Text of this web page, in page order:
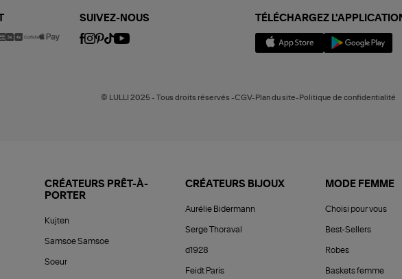
SUIVEZ-NOUS TÉLÉCHARGEZ
© LULLI 2025 - Tous droits réservés -CGV-Plan du site-Politique de confidentialité
CRÉATEURS PRÊT-À-
PORTER
Kujten
Samsoe Samsoe
Soeur
CRÉATEURS BIJOUX
Aurélie Bidermann
Serge Thoraval
d1928
Feidt Paris
MODE FEMME
Choisi pour vous
Best-Sellers
Robes
Baskets femme